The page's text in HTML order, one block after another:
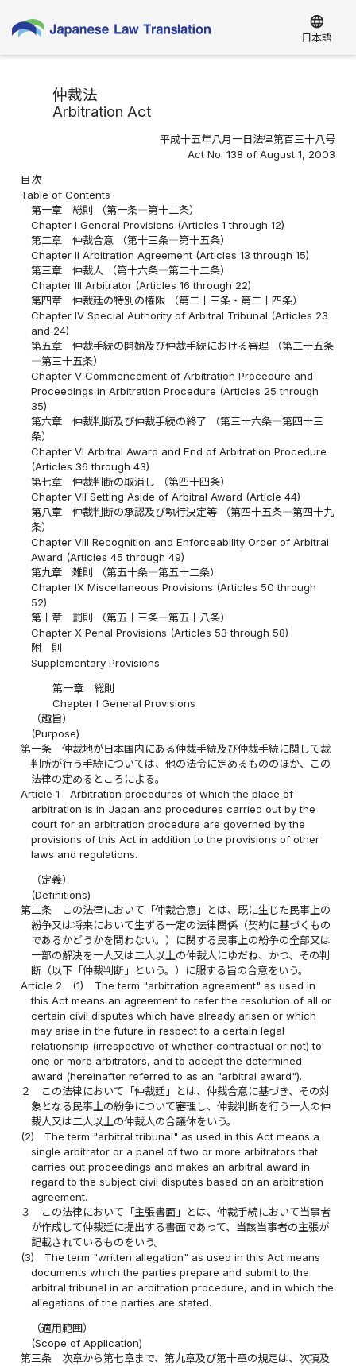
language
日本語
仲裁法
Arbitration Act
平成十五年八月一日法律第百三十八号
Act No. 138 of August 1, 2003
目次
Table of Contents
第一章 総則 （第一条―第十二条）
Chapter I General Provisions (Articles 1 through 12)
第二章 仲裁合意 （第十三条―第十五条）
Chapter II Arbitration Agreement (Articles 13 through 15)
第三章 仲裁人 （第十六条―第二十二条）
Chapter III Arbitrator (Articles 16 through 22)
第四章 仲裁廷の特別の権限 （第二十三条・第二十四条）
Chapter IV Special Authority of Arbitral Tribunal (Articles 23
and 24)
第五章 仲裁手続の開始及び仲裁手続における審理 （第二十五条
―第三十五条）
Chapter V Commencement of Arbitration Procedure and
Proceedings in Arbitration Procedure (Articles 25 through
35)
第六章 仲裁判断及び仲裁手続の終了 （第三十六条―第四十三
条）
Chapter VI Arbitral Award and End of Arbitration Procedure
(Articles 36 through 43)
第七章 仲裁判断の取消し （第四十四条）
Chapter VII Setting Aside of Arbitral Award (Article 44)
第八章 仲裁判断の承認及び執行決定等 （第四十五条―第四十九
条）
Chapter VIII Recognition and Enforceability Order of Arbitral
Award (Articles 45 through 49)
第九章 雑則 （第五十条―第五十二条）
Chapter IX Miscellaneous Provisions (Articles 50 through
52)
第十章 罰則 （第五十三条―第五十八条）
Chapter X Penal Provisions (Articles 53 through 58)
附 則
Supplementary Provisions
第一章 総則
Chapter I General Provisions
（趣旨）
(Purpose)
第一条
仲裁地が日本国内にある仲裁手続及び仲裁手続に関して裁
判所が行う手続については、他の法令に定めるもののほか、この
法律の定めるところによる。
Article 1
Arbitration procedures of which the place of
arbitration is in Japan and procedures carried out by the
court for an arbitration procedure are governed by the
provisions of this Act in addition to the provisions of other
laws and regulations.
（定義）
(Definitions)
第二条
この法律において「仲裁合意」とは、既に生じた民事上の
紛争又は将来において生ずる一定の法律関係（契約に基づくもの
であるかどうかを問わない。）に関する民事上の紛争の全部又は
一部の解決を一人又は二人以上の仲裁人にゆだね、かつ、その判
断（以下「仲裁判断」という。）に服する旨の合意をいう。
Article 2
(1)
The term "arbitration agreement" as used in
this Act means an agreement to refer the resolution of all or
certain civil disputes which have already arisen or which
may arise in the future in respect to a certain legal
relationship (irrespective of whether contractual or not) to
one or more arbitrators, and to accept the determined
award (hereinafter referred to as an "arbitral award").
２
この法律において「仲裁廷」とは、仲裁合意に基づき、その対
象となる民事上の紛争について審理し、仲裁判断を行う一人の仲
裁人又は二人以上の仲裁人の合議体をいう。
(2)
The term "arbitral tribunal" as used in this Act means a
single arbitrator or a panel of two or more arbitrators that
carries out proceedings and makes an arbitral award in
regard to the subject civil disputes based on an arbitration
agreement.
３
この法律において「主張書面」とは、仲裁手続において当事者
が作成して仲裁廷に提出する書面であって、当該当事者の主張が
記載されているものをいう。
(3)
The term "written allegation" as used in this Act means
documents which the parties prepare and submit to the
arbitral tribunal in an arbitration procedure, and in which the
allegations of the parties are stated.
（適用範囲）
(Scope of Application)
第三条
次章から第七章まで、第九章及び第十章の規定は、次項及